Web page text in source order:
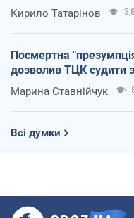
Кирило Татарінов
Посмертна
дозволив ТЦК судити
Марина Ставнійчук
Всі думки